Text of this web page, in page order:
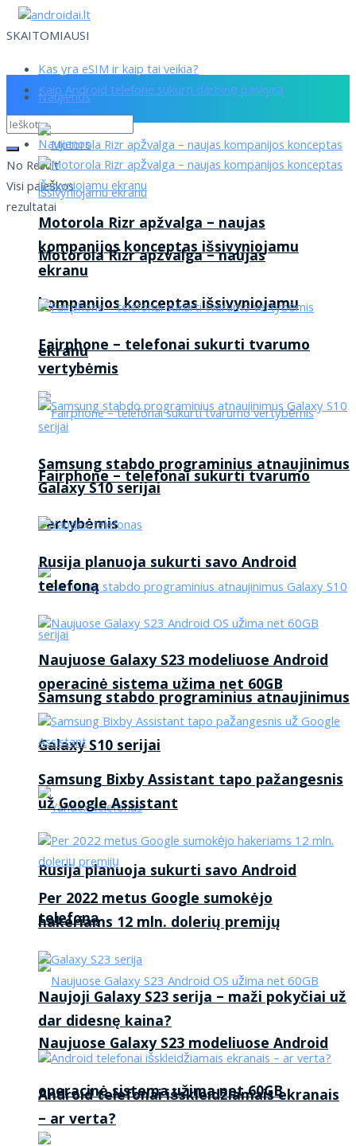
SKAITOMIAUSI
Kas yra eSIM ir kaip tai veikia?
Kaip Android telefone sukurti darbinę paskyrą
No Result
Visi paieškos
rezultatai
Naujienos
Motorola Rizr apžvalga – naujas
kompanijos konceptas išsivyniojamu
ekranu
Fairphone – telefonai sukurti tvarumo
vertybėmis
Samsung stabdo programinius atnaujinimus
Galaxy S10 serijai
Rusija planuoja sukurti savo Android
telefoną
Naujuose Galaxy S23 modeliuose Android
operacinė sistema užima net 60GB
Naujienos
Motorola Rizr apžvalga – naujas
kompanijos konceptas išsivyniojamu
ekranu
Fairphone – telefonai sukurti tvarumo
vertybėmis
Samsung stabdo programinius atnaujinimus
Galaxy S10 serijai
Rusija planuoja sukurti savo Android
telefoną
Naujuose Galaxy S23 modeliuose Android
operacinė sistema užima net 60GB
Samsung Bixby Assistant tapo pažangesnis
už Google Assistant
Per 2022 metus Google sumokėjo
hakeriams 12 mln. dolerių premijų
Naujoji Galaxy S23 serija – maži pokyčiai už
dar didesnę kaina?
Android telefonai išskleidžiamais ekranais
– ar verta?